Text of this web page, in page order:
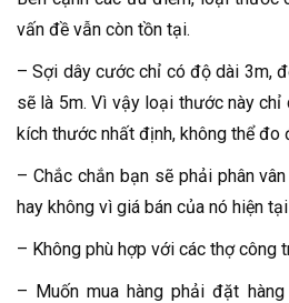
vấn đề vẫn còn tồn tại.
– Sợi dây cước chỉ có độ dài 3m,
sẽ là 5m. Vì vậy loại thước này
kích thước nhất định, không thể đo
– Chắc chắn bạn sẽ phải phân
hay không vì giá bán của nó hiện
– Không phù hợp với các thợ công
– Muốn mua hàng phải đặt